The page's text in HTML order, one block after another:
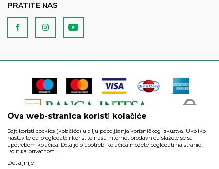
PRATITE NAS
artikli prikazani na sajtu su deo naše ponude i ne podrazumeva
Ova web-stranica koristi kolačiće
Sajt koristi cookies (kolačiće) u cilju poboljšanja korisničkog iskustva. Ukoliko
nastavite da pregledate i koristite našu Internet prodavnicu slažete se sa
upotrebom kolačića. Detalje o upotrebi kolačića možete pogledati na stranici
Politika privatnosti.
Detaljnije